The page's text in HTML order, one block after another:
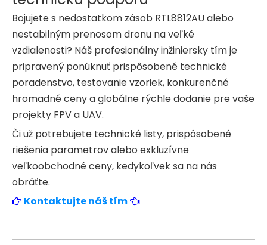
Bojujete s nedostatkom zásob RTL8812AU alebo
nestabilným prenosom dronu na veľké
vzdialenosti? Náš profesionálny inžiniersky tím je
pripravený ponúknuť prispôsobené technické
poradenstvo, testovanie vzoriek, konkurenčné
hromadné ceny a globálne rýchle dodanie pre vaše
projekty FPV a UAV.
Či už potrebujete technické listy, prispôsobené
riešenia parametrov alebo exkluzívne
veľkoobchodné ceny, kedykoľvek sa na nás
obráťte.
Kontaktujte náš tím